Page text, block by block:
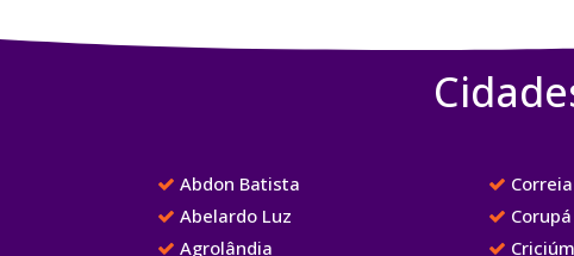
Abdon Batista
Abelardo Luz
Agrolândia
Corupá